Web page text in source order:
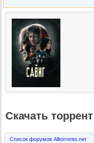
Скачать торрент
Список форумов Alltorrents.net